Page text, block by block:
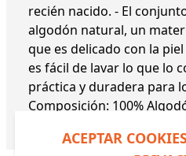
recién nacido. - El
algodón natural, un
que es delicado con la
es fácil de lavar lo que lo
práctica y duradera para
Composición: 100%
ACEPTAR